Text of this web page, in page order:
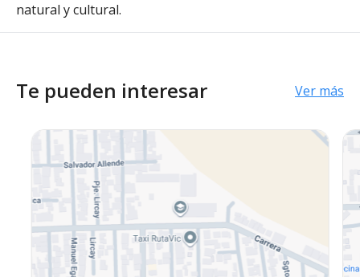
natural y cultural.
Te pueden interesar Ver más